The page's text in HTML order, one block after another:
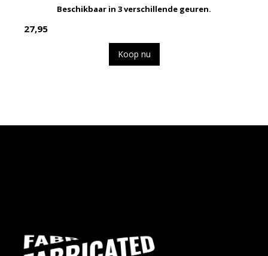
Beschikbaar in 3 verschillende geuren.
27,95
Koop nu